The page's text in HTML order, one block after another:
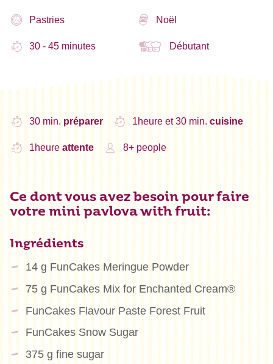
Pastries Noël
30 - 45 minutes Débutant
30 min. préparer 1heure et 30 min. cuisine
1heure attente 8+ people
Ce dont vous avez besoin pour faire
votre mini pavlova with fruit:
Ingrédients
14 g FunCakes Meringue Powder
75 g FunCakes Mix for Enchanted Cream®
FunCakes Flavour Paste Forest Fruit
FunCakes Snow Sugar
375 g fine sugar